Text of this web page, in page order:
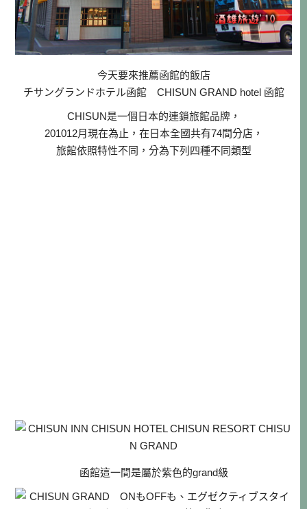
今天要來推薦函館的飯店
チサングランドホテル函館 CHISUN GRAND hotel 函館
CHISUN是一個日本的連鎖旅館品牌，
201012月現在為止，在日本全國共有74間分店，
旅館依照特性不同，分為下列四種不同類型
函館這一間是屬於紫色的grand級